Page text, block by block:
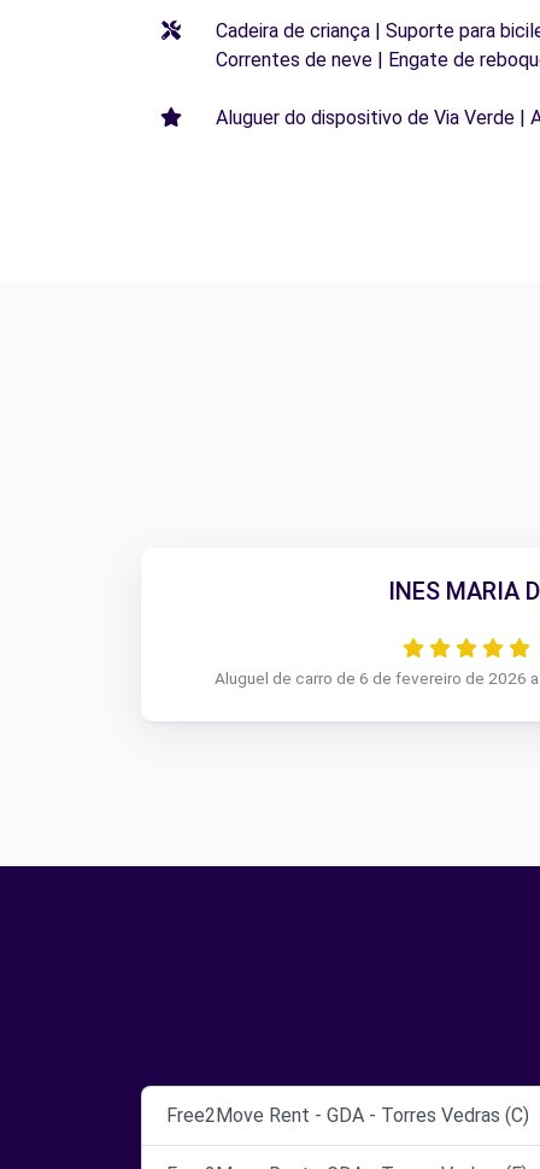
Cadeira de criança | Suporte para
Correntes de neve | Engate de
Aluguer do dispositivo de Via Verde |
INES MARIA
Aluguel de carro de 6 de fevereiro de 2026
Free2Move Rent - GDA - Torres Vedras (C)